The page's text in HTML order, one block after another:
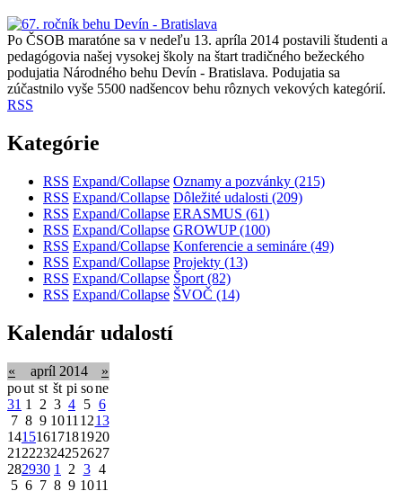
Po ČSOB maratóne sa v nedeľu 13. apríla 2014 postavili študenti a
pedagógovia našej vysokej školy na štart tradičného bežeckého
podujatia Národného behu Devín - Bratislava. Podujatia sa
zúčastnilo vyše 5500 nadšencov behu rôznych vekových kategórií.
RSS
Kategórie
RSS Expand/Collapse Oznamy a pozvánky (215)
RSS Expand/Collapse Dôležité udalosti (209)
RSS Expand/Collapse ERASMUS (61)
RSS Expand/Collapse GROWUP(100)
RSS Expand/Collapse Konferencie a semináre (49)
RSS Expand/Collapse Projekty (13)
RSS Expand/Collapse Šport (82)
RSS Expand/Collapse ŠVOČ (14)
Kalendár udalostí
« apríl 2014
»
pout st št pi sone
31 1 2 3 4 5 6
7 8 9 10111213
14151617181920
21222324252627
282930 1 2 3 4
5 6 7 8 9 1011